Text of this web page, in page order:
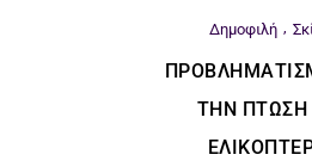
Δημοφιλή
ΤΗΝ ΠΤΏΣΗ